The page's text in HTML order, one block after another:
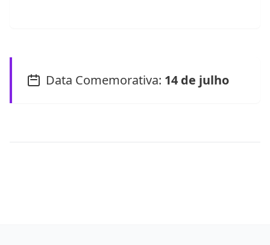
Data Comemorativa: 14 de julho